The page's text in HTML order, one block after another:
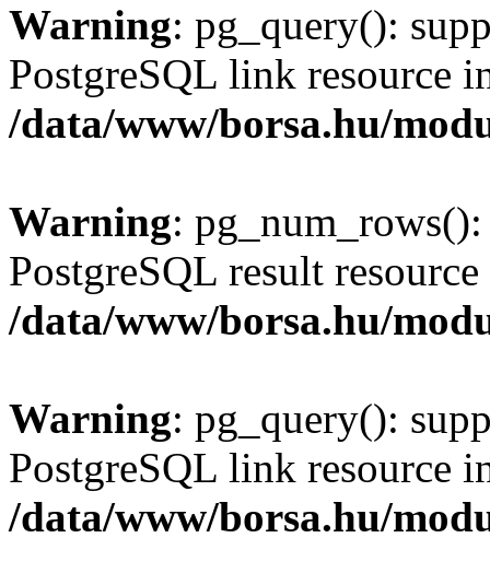
Warning: pg_query():
PostgreSQL link resource
/data/www/borsa.hu/
Warning:
PostgreSQL result
/data/www/borsa.hu/
Warning: pg_query():
PostgreSQL link resource
/data/www/borsa.hu/